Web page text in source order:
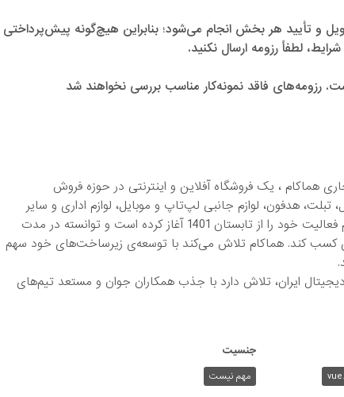
و تأیید هر بخش انجام می‌شود؛ بنابراین هیچ‌گونه پیش‌پرداختی
لطفاً رزومه ارسال نکنید.
رزومه‌های فاقد نمونه‌کار مناسب بررسی نخواهند شد
هماکام ، یک فروشگاه آفلاین و اینترنتی در حوزه فروش
تبلت، هدفون، لوازم جانبی لپ‌تاپ و موبایل، لوازم اداری و سایر
لوازم جانبی است. فروشگاه اینترنتی هماکام فعالیت خود را از تابستان 1401 آغاز کرده است و توانسته در مدت
کسب کند. هماکام تلاش می‌کند با توسعه‌ی زیرساخت‌های خود سهم
دیجیتال ایران، تلاش دارد با جذب همکاران جوان و مستعد تیم‌های
جنسیت
مهم نیست